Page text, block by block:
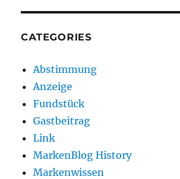
CATEGORIES
Abstimmung
Anzeige
Fundstück
Gastbeitrag
Link
MarkenBlog History
Markenwissen